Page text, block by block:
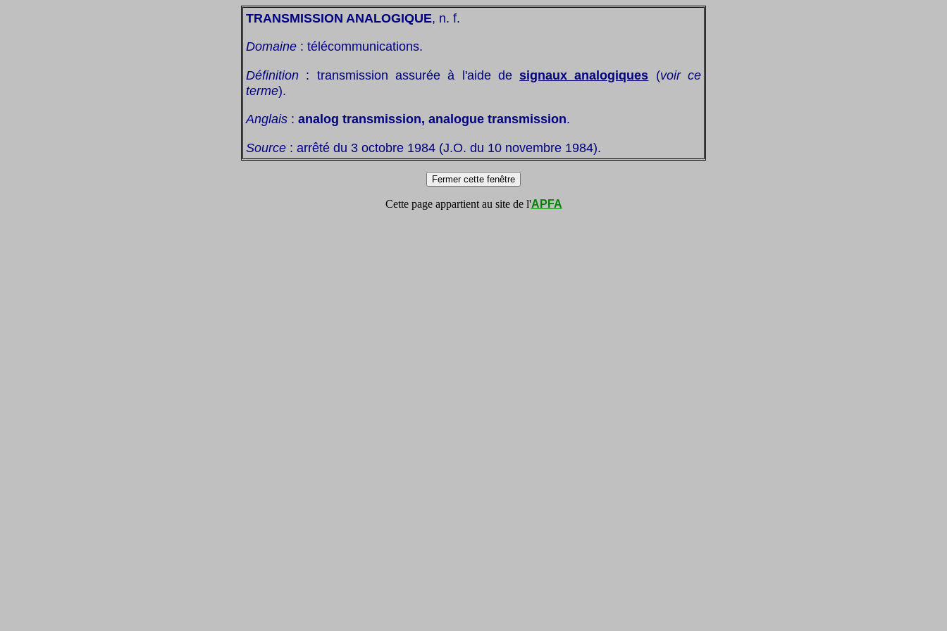
TRANSMISSION ANALOGIQUE, n. f.
Domaine : télécommunications.
Définition : transmission assurée à l'aide designaux analogiques (voir ce
terme).
Anglais : analog transmission, analogue transmission.
Source : arrêté du 3 octobre 1984 (J.O. du 10 novembre 1984).
Cette page appartient au site de l'APFA